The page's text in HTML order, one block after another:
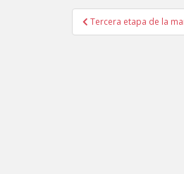
Navegació
d'entrades
Tercera etapa de la